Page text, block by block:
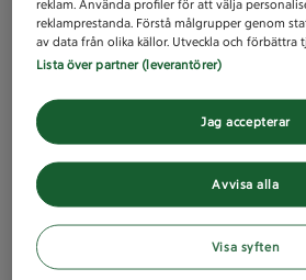
reklam. Använda profiler för att välja
reklamprestanda. Förstå målgrupper genom
av data från olika källor. Utveckla och förbättra
Lista över partner (leverantörer)
Avvisa alla
Jag accepterar
Visa syften